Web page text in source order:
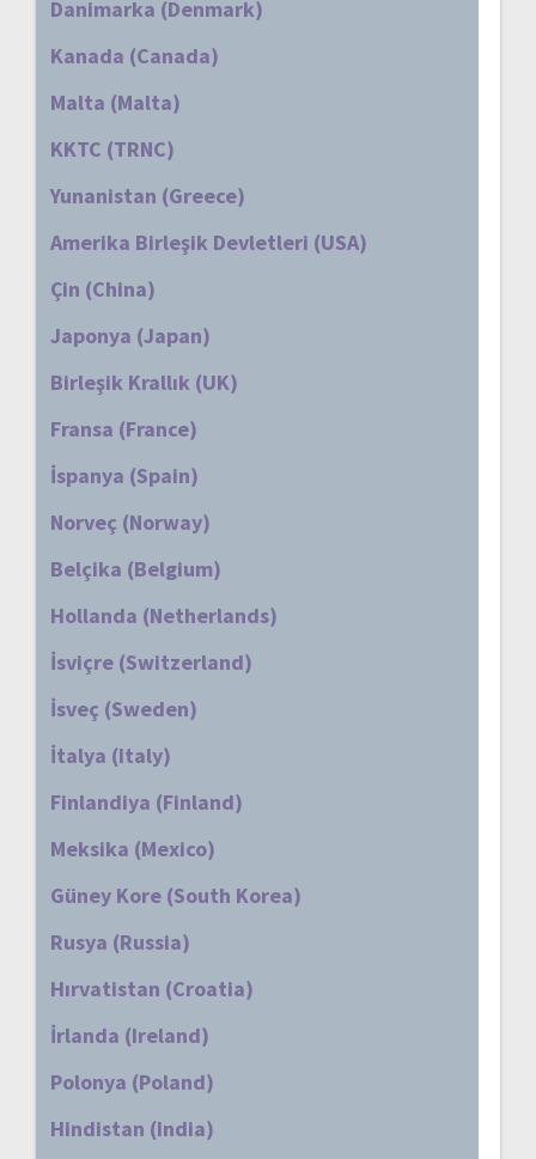
Danimarka (Denmark)
Kanada (Canada)
Malta (Malta)
KKTC (TRNC)
Yunanistan (Greece)
Amerika Birleşik Devletleri (USA)
Çin (China)
Japonya (Japan)
Birleşik Krallık (UK)
Fransa (France)
İspanya (Spain)
Norveç (Norway)
Belçika (Belgium)
Hollanda (Netherlands)
İsviçre (Switzerland)
İsveç (Sweden)
İtalya (Italy)
Finlandiya (Finland)
Meksika (Mexico)
Güney Kore (South Korea)
Rusya (Russia)
Hırvatistan (Croatia)
İrlanda (Ireland)
Polonya (Poland)
Hindistan (India)